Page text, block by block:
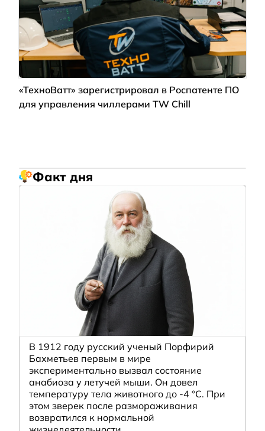
«ТехноВатт» зарегистрировал в Роспатенте ПО
для управления чиллерами TW Chill
Факт дня
В 1912 году русский ученый Порфирий
Бахметьев первым в мире
экспериментально вызвал состояние
анабиоза у летучей мыши. Он довел
температуру тела животного до -4 °C. При
этом зверек после размораживания
возвратился к нормальной